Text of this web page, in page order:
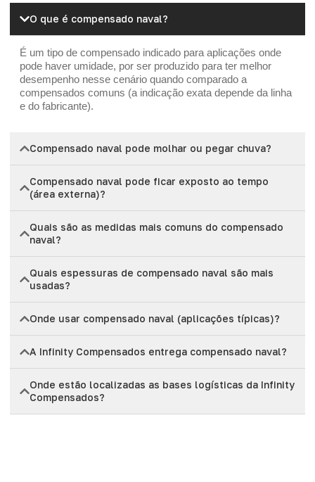
O que é compensado naval?
É um tipo de compensado indicado para aplicações onde
pode haver umidade, por ser produzido para ter melhor
desempenho nesse cenário quando comparado a
compensados comuns (a indicação exata depende da linha
e do fabricante).
Compensado naval pode molhar ou pegar chuva?
Compensado naval pode ficar exposto ao tempo
(área externa)?
Quais são as medidas mais comuns do compensado
naval?
Quais espessuras de compensado naval são mais
usadas?
Onde usar compensado naval (aplicações típicas)?
A Infinity Compensados entrega compensado naval?
Onde estão localizadas as bases logísticas da Infinity
Compensados?